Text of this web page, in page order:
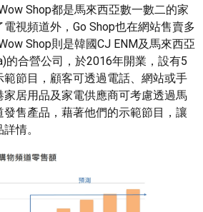
Shop都是馬來西亞數一數二的家
視頻道外，Go Shop也在網站售賣多
Shop則是韓國CJ ENM及馬來西亞
的合營公司，於2016年開業，設有5
節目，顧客可透過電話、網站或手
居用品及家電供應商可考慮透過馬
售產品，藉著他們的示範節目，讓
情。